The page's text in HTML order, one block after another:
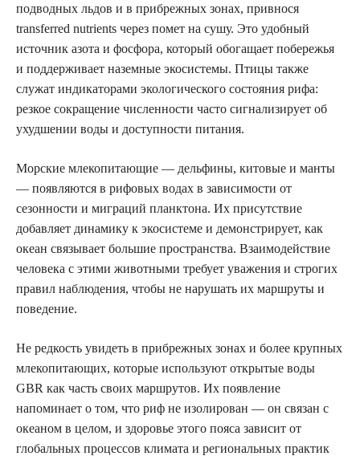
подводных льдов и в прибрежных зонах, привнося
transferred nutrients через помет на сушу. Это удобный
источник азота и фосфора, который обогащает побережья
и поддерживает наземные экосистемы. Птицы также
служат индикаторами экологического состояния рифа:
резкое сокращение численности часто сигнализирует об
ухудшении воды и доступности питания.
Морские млекопитающие — дельфины, китовые и манты
— появляются в рифовых водах в зависимости от
сезонности и миграций планктона. Их присутствие
добавляет динамику к экосистеме и демонстрирует, как
океан связывает большие пространства. Взаимодействие
человека с этими животными требует уважения и строгих
правил наблюдения, чтобы не нарушать их маршруты и
поведение.
Не редкость увидеть в прибрежных зонах и более крупных
млекопитающих, которые используют открытые воды
GBR как часть своих маршрутов. Их появление
напоминает о том, что риф не изолирован — он связан с
океаном в целом, и здоровье этого пояса зависит от
глобальных процессов климата и региональных практик